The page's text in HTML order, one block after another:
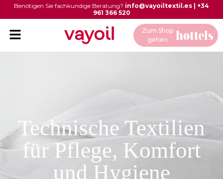
Benötigen Sie fachkundige Beratung? info@vayoiltextil.es
+34
961 366 520
Zum Shop
gehen
Technische Textilien
für Pflege, Komfort
und Hygiene